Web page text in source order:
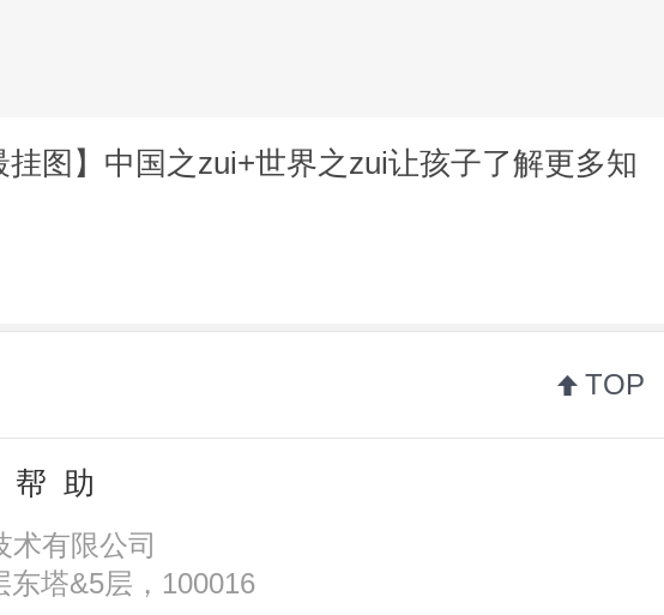
挂图】中国之zui+世界之zui让孩子了解更多知
TOP
帮 助
有限公司
塔&5层，100016